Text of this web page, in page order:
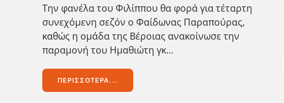
Την φανέλα του Φιλίππου θα φορά για τέταρτη
συνεχόμενη σεζόν ο Φαίδωνας Παραπούρας,
καθώς η ομάδα της Βέροιας ανακοίνωσε την
παραμονή του Ημαθιώτη γκ…
ΠΕΡΙΣΣΌΤΕΡΑ...